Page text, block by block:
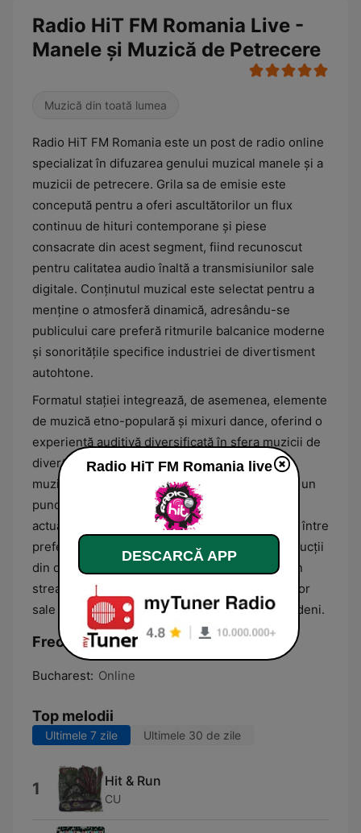
Radio HiT FM Romania Live -
Manele și Muzică de Petrecere
Muzică din toată lumea
Radio HiT FM Romania este un post de radio online
specializat în difuzarea genului muzical manele și a
muzicii de petrecere. Grila sa de emisie este
concepută pentru a oferi ascultătorilor un flux
continuu de hituri contemporane și piese
consacrate din acest segment, fiind recunoscut
pentru calitatea audio înaltă a transmisiunilor sale
digitale. Conținutul muzical este selectat pentru a
menține o atmosferă dinamică, adresându-se
publicului care preferă ritmurile balcanice moderne
și sonoritățile specifice industriei de divertisment
autohtone.
Formatul stației integrează, de asemenea, elemente
de muzică etno-populară și mixuri dance, oferind o
experiență auditivă diversificată în sfera muzicii de
divertisment românești. Pe lângă componenta
muzicală dominantă, platforma funcționează ca un
punct de acces pentru noutăți din showbiz și
actualitate, asigurând o conexiune permanentă între
preferințele publicului și cele mai recente producții
din domeniu. Postul este accesibil exclusiv prin
streaming online, facilitând recepția programelor
sale pentru comunitățile de români de pretutindeni.
Frecvențe Radio HiT FM Romania:
Bucharest: Online
Top melodii
Ultimele 7 zile Ultimele 30 de zile
1 Hit & Run
CU
Radio HiT FM Romania live
DESCARCĂ APP